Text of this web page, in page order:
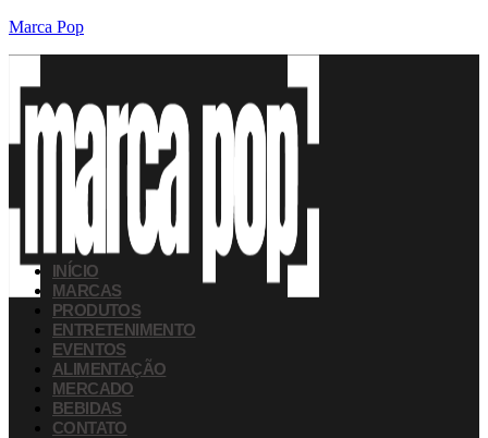
Marca Pop
INÍCIO
MARCAS
PRODUTOS
ENTRETENIMENTO
EVENTOS
ALIMENTAÇÃO
MERCADO
BEBIDAS
CONTATO